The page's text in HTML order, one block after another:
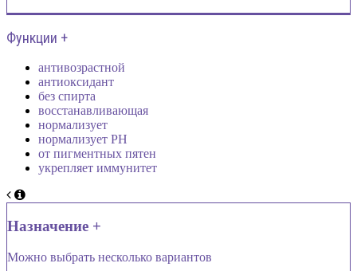
Функции +
антивозрастной
антиоксидант
без спирта
восстанавливающая
нормализует
нормализует PH
от пигментных пятен
укрепляет иммунитет
Назначение +
Можно выбрать несколько вариантов